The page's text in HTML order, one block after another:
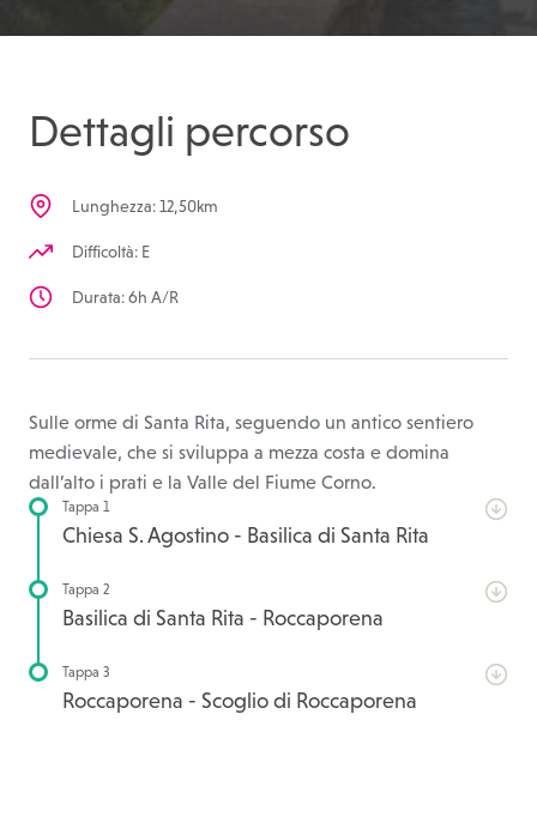
Dettagli percorso
Lunghezza: 12,50km
Difficoltà: E
Durata: 6h A/R
Sulle orme di Santa Rita, seguendo un antico sentiero
medievale, che si sviluppa a mezza costa e domina
dall’alto i prati e la Valle del Fiume Corno.
Tappa 1
Chiesa S. Agostino - Basilica di Santa Rita
Tappa 2
Basilica di Santa Rita - Roccaporena
Tappa 3
Roccaporena - Scoglio di Roccaporena